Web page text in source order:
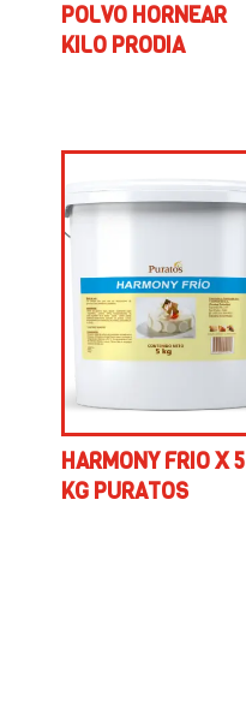
POLVO HORNEAR
KILO PRODIA
HARMONY FRIO X 5
KG PURATOS